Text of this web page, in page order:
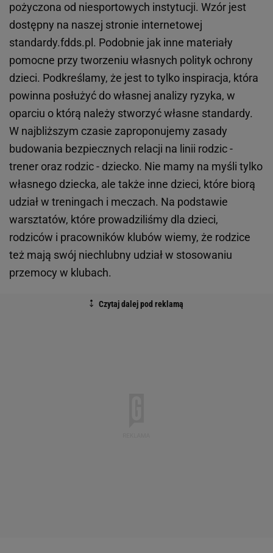
pożyczona od niesportowych instytucji. Wzór jest
dostępny na naszej stronie internetowej
standardy.fdds.pl. Podobnie jak inne materiały
pomocne przy tworzeniu własnych polityk ochrony
dzieci. Podkreślamy, że jest to tylko inspiracja, która
powinna posłużyć do własnej analizy ryzyka, w
oparciu o którą należy stworzyć własne standardy.
W najbliższym czasie zaproponujemy zasady
budowania bezpiecznych relacji na linii rodzic -
trener oraz rodzic - dziecko. Nie mamy na myśli tylko
własnego dziecka, ale także inne dzieci, które biorą
udział w treningach i meczach. Na podstawie
warsztatów, które prowadziliśmy dla dzieci,
rodziców i pracowników klubów wiemy, że rodzice
też mają swój niechlubny udział w stosowaniu
przemocy w klubach.